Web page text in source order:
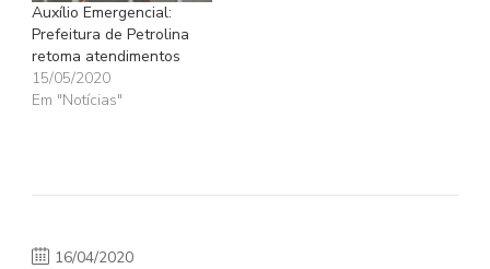
Auxílio Emergencial:
Prefeitura de Petrolina
retoma atendimentos
15/05/2020
Em "Notícias"
16/04/2020